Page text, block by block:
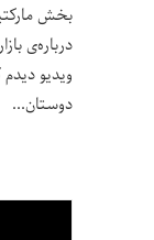
بخش
درباره‌ی
ویدیو
دوستان